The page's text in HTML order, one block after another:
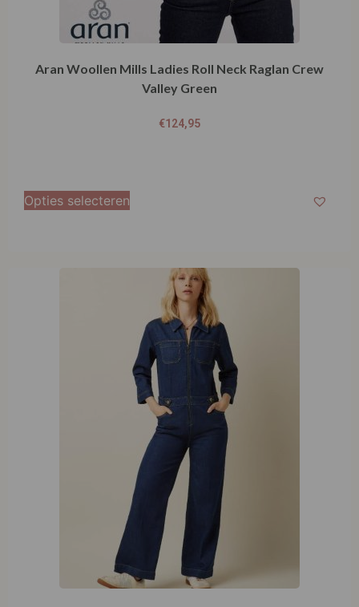
Aran Woollen Mills Ladies Roll Neck Raglan Crew
Valley Green
€124,95
Opties selecteren